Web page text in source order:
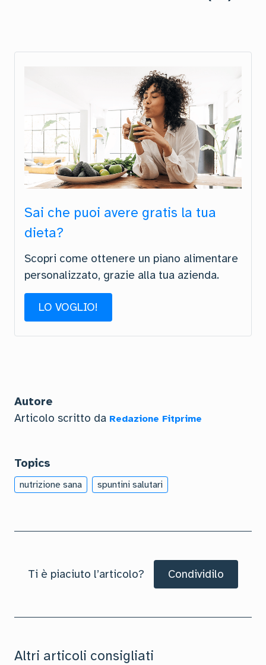
Sai che puoi avere gratis la tua
dieta?
Scopri come ottenere un piano alimentare
personalizzato, grazie alla tua azienda.
LO VOGLIO!
Autore
Articolo scritto da Redazione Fitprime
Topics
nutrizione sana spuntini salutari
Ti è piaciuto l’articolo? Condividilo
Altri articoli consigliati